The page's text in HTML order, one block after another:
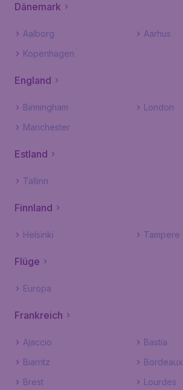
Dänemark
Aalborg
Aarhus
Kopenhagen
England
Birmingham
London
Manchester
Estland
Tallinn
Finnland
Helsinki Tampere
Flüge
Europa
Frankreich
Ajaccio
Bastia
Biarritz
Bordeaux
Brest
Lourdes